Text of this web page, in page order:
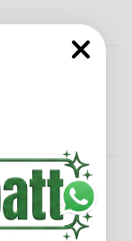
es keinen